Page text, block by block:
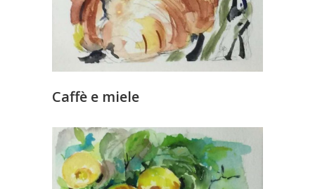
Caffè e miele